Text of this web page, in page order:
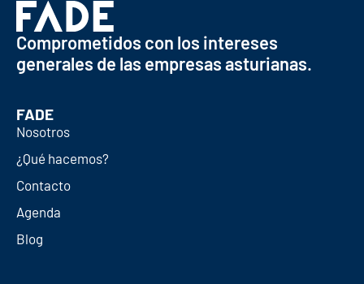
Comprometidos con los intereses
generales de las empresas asturianas.
FADE
Nosotros
¿Qué hacemos?
Contacto
Agenda
Blog